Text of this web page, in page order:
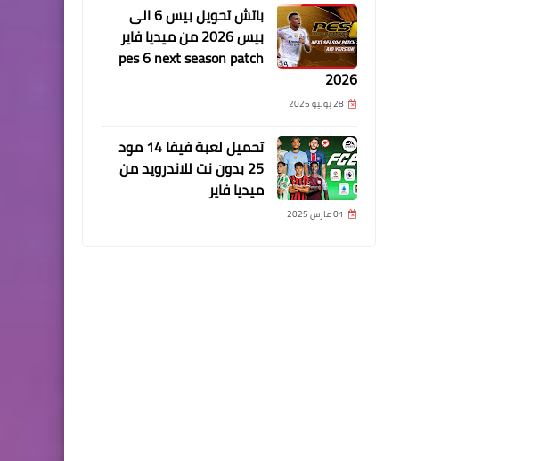
باتش تحويل بيس 6 الى
بيس 2026 من ميديا فاير
pes 6 next season patch
2026
28 يوليو 2025
تحميل لعبة فيفا 14 مود
25 بدون نت للاندرويد من
ميديا فاير
01 مارس 2025